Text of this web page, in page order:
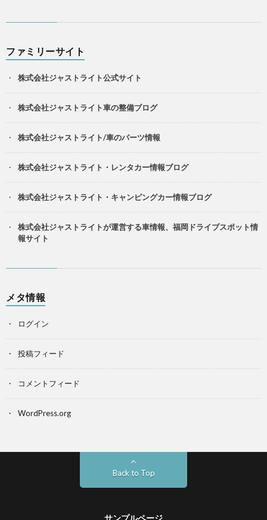
ファミリーサイト
株式会社ジャストライト公式サイト
株式会社ジャストライト車の整備ブログ
株式会社ジャストライト/車のパーツ情報
株式会社ジャストライト・レンタカー情報ブログ
株式会社ジャストライト・キャンピングカー情報ブログ
株式会社ジャストライトが運営する車情報、福岡ドライブスポット情
報サイト
メタ情報
ログイン
投稿フィード
コメントフィード
WordPress.org
Back to Top